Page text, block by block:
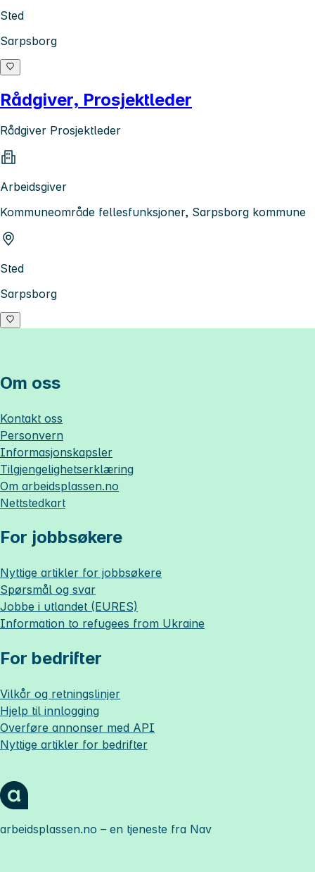
Sted
Sarpsborg
Rådgiver, Prosjektleder
Rådgiver Prosjektleder
Arbeidsgiver
Kommuneområde fellesfunksjoner, Sarpsborg kommune
Sted
Sarpsborg
Om oss
Kontakt oss
Personvern
Informasjonskapsler
Tilgjengelighetserklæring
Om arbeidsplassen.no
Nettstedkart
For jobbsøkere
Nyttige artikler for jobbsøkere
Spørsmål og svar
Jobbe i utlandet (EURES)
Information to refugees from Ukraine
For bedrifter
Vilkår og retningslinjer
Hjelp til innlogging
Overføre annonser med API
Nyttige artikler for bedrifter
arbeidsplassen.no – en tjeneste fra Nav